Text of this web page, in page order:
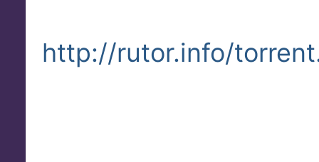
http://rutor.info/